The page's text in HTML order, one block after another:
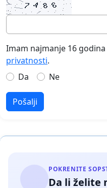
Imam najmanje 16
privatnosti.
Da
Ne
Pošalji
POKRENITE
Da li želite